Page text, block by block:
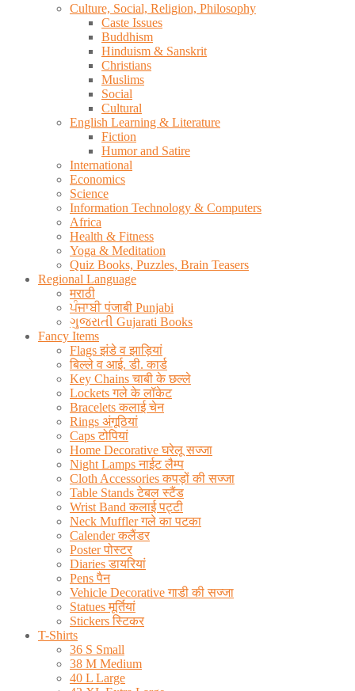
Culture, Social, Religion, Philosophy
Caste Issues
Buddhism
Hinduism & Sanskrit
Christians
Muslims
Social
Cultural
English Learning & Literature
Fiction
Humor and Satire
International
Economics
Science
Information Technology & Computers
Africa
Health & Fitness
Yoga & Meditation
Quiz Books, Puzzles, Brain Teasers
Regional Language
मराठी
ਪੰਜਾਬੀ पंजाबी Punjabi
ગુજરાતી Gujarati Books
Fancy Items
Flags झंडे व झाड़ियां
बिल्ले व आई. डी. कार्ड
Key Chains चाबी के छल्ले
Lockets गले के लॉकेट
Bracelets कलाई चेन
Rings अंगूठियां
Caps टोपियां
Home Decorative घरेलू सज्जा
Night Lamps नाईट लैम्प
Cloth Accessories कपड़ों की सज्जा
Table Stands टेबल स्टैंड
Wrist Band कलाई पट्टी
Neck Muffler गले का पटका
Calender कलैंडर
Poster पोस्टर
Diaries डायरियां
Pens पैन
Vehicle Decorative गाडी की सज्जा
Statues मूर्तियां
Stickers स्टिकर
T-Shirts
36 S Small
38 M Medium
40 L Large